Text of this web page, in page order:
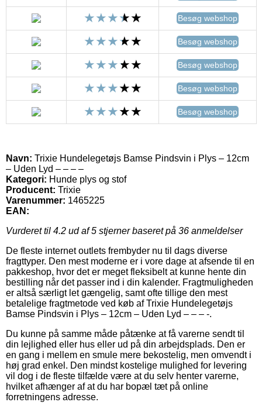
Besøg webshop
Besøg webshop
Besøg webshop
Besøg webshop
Besøg webshop
Navn: Trixie Hundelegetøjs Bamse Pindsvin i Plys – 12cm
– Uden Lyd – – – –
Kategori: Hunde plys og stof
Producent: Trixie
Varenummer: 1465225
EAN:
Vurderet til 4.2 ud af 5 stjerner baseret på 36 anmeldelser
De fleste internet outlets frembyder nu til dags diverse
fragttyper. Den mest moderne er i vore dage at afsende til en
pakkeshop, hvor det er meget fleksibelt at kunne hente din
bestilling når det passer ind i din kalender. Fragtmuligheden
er altså særligt let gængelig, samt ofte tillige den mest
betalelige fragtmetode ved køb af Trixie Hundelegetøjs
Bamse Pindsvin i Plys – 12cm – Uden Lyd – – – -.
Du kunne på samme måde påtænke at få varerne sendt til
din lejlighed eller hus eller ud på din arbejdsplads. Den er
en gang i mellem en smule mere bekostelig, men omvendt i
høj grad enkel. Den mindst kostelige mulighed for levering
vil dog i de fleste tilfælde være at du selv henter varerne,
hvilket afhænger af at du har bopæl tæt på online
forretningens adresse.